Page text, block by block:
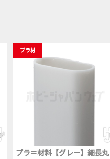
プラ材
プラ＝材料【グレー】細長丸